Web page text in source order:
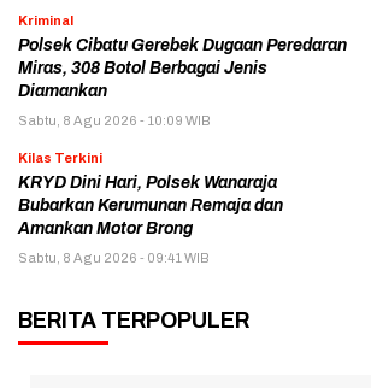
Kriminal
Polsek Cibatu Gerebek Dugaan Peredaran
Miras, 308 Botol Berbagai Jenis
Diamankan
Sabtu, 8 Agu 2026 - 10:09 WIB
Kilas Terkini
KRYD Dini Hari, Polsek Wanaraja
Bubarkan Kerumunan Remaja dan
Amankan Motor Brong
Sabtu, 8 Agu 2026 - 09:41 WIB
BERITA TERPOPULER